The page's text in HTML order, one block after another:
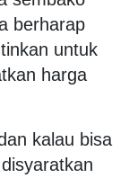
berharap
untuk
harga
kalau bisa